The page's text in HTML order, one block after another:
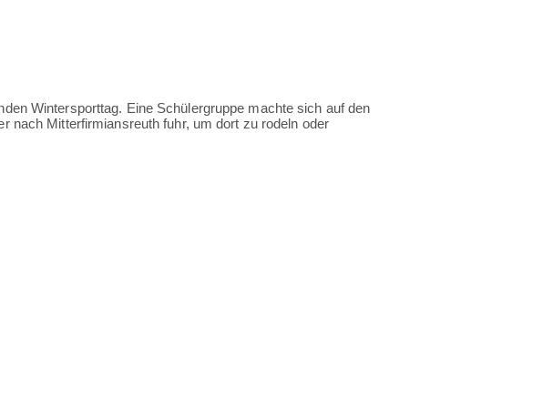
Wintersporttag. Eine Schülergruppe machte sich auf den
nach Mitterfirmiansreuth fuhr, um dort zu rodeln oder